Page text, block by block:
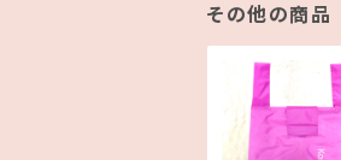
その他の商品